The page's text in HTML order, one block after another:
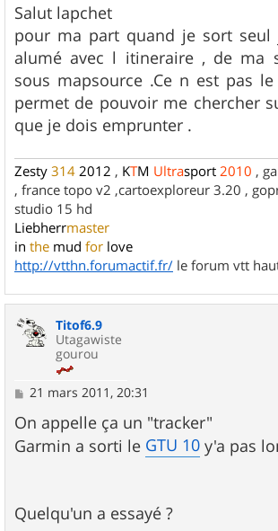
s
s
a
g
e
Salut lapchet
pour ma part quand je sort seul
alumé avec l itineraire , de ma
sous mapsource .Ce n est pas
permet de pouvoir me chercher
que je dois emprunter .
Zesty 314 2012 , KTM Ultrasport 2010 ,
, france topo v2 ,cartoexploreur 3.20 ,
studio 15 hd
Liebherrmaster
in the mud for love
http://vtthn.forumactif.fr/ le forum vtt
Titof6.9
Utagawiste
gourou
M
s
s
a
21 mars 2011, 20:31
On appelle ça un "tracker"
Garmin a sorti le GTU 10 y'a pas
Quelqu'un a essayé ?